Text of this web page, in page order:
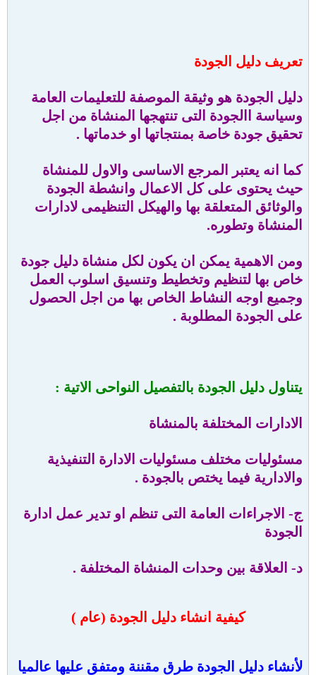
تعريف دليل الجودة
دليل الجودة هو وثيقة الموصفة للتعليمات العامة
وسياسة االجودة التى تنتهجها المنشاة من اجل
تحقيق جودة خاصة بمنتجاتها او خدماتها .
كما انه يعتبر المرجع الاساسى والاول للمنشاة
حيث يحتوى على كل الاعمال وانشطة الجودة
والوثائق المتعلقة بها والهيكل التنظيمى لادارات
المنشاة وتطوره.
ومن الاهمية يمكن ان يكون لكل منشاة دليل جودة
خاص بها لتنظيم وتخطيط وتنسيق اسلوب العمل
وجميع اوجه النشاط الخاص بها من اجل الحصول
على الجودة المطلوبة .
يتناول دليل الجودة بالتفصيل النواحى الاتية :
الادارات المختلفة بالمنشاة
مسئوليات مختلف مسئوليات الادارة التنفيذية
والادارية فيما يختص بالجودة .
ج- الاجراءات العامة التى تنظم او تدير عمل ادارة
الجودة
د- العلاقة بين وحدات المنشاة المختلفة .
كيفية انشاء دليل الجودة (عام )
لأنشاء دليل الجودة طرق مقننة ومتفق عليها عالميا